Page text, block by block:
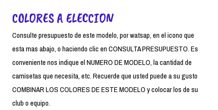
COLORES A ELECCION
Consulte presupuesto de este modelo, por watsap, en el icono que
esta mas abajo, o haciendo clic en CONSULTA PRESUPUESTO. Es
conveniente nos indique el NUMERO DE MODELO, la cantidad de
camisetas que necesita, etc. Recuerde que usted puede a su gusto
COMBINAR LOS COLORES DE ESTE MODELO y colocar los de su
club o equipo.